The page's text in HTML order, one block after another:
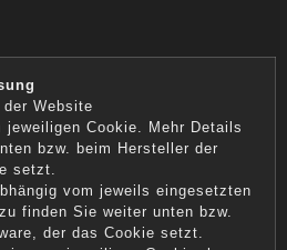
Website
jeweiligen Cookie. Mehr Details
bzw. beim Hersteller der
setzt.
vom jeweils eingesetzten
finden Sie weiter unten bzw.
der das Cookie setzt.